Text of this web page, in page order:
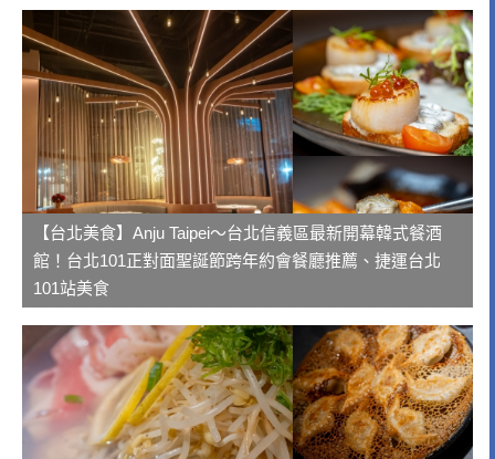
【台北美食】Anju Taipei～台北信義區最新開幕韓式餐酒
館！台北101正對面聖誕節跨年約會餐廳推薦、捷運台北
101站美食